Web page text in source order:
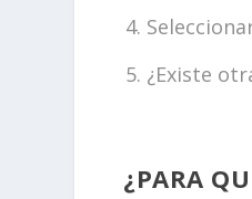
¿Existe
¿PARA